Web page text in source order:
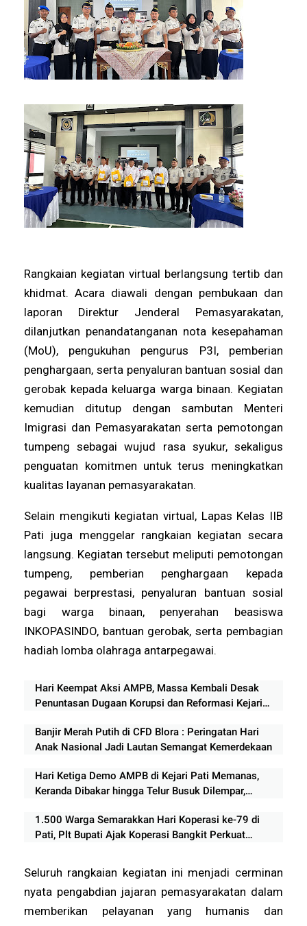
Rangkaian kegiatan virtual berlangsung tertib dan
khidmat. Acara diawali dengan pembukaan dan
laporan Direktur Jenderal Pemasyarakatan,
dilanjutkan penandatanganan nota kesepahaman
(MoU), pengukuhan pengurus P3I, pemberian
penghargaan, serta penyaluran bantuan sosial dan
gerobak kepada keluarga warga binaan. Kegiatan
kemudian ditutup dengan sambutan Menteri
Imigrasi dan Pemasyarakatan serta pemotongan
tumpeng sebagai wujud rasa syukur, sekaligus
penguatan komitmen untuk terus meningkatkan
kualitas layanan pemasyarakatan.
Selain mengikuti kegiatan virtual, Lapas Kelas IIB
Pati juga menggelar rangkaian kegiatan secara
langsung. Kegiatan tersebut meliputi pemotongan
tumpeng, pemberian penghargaan kepada
pegawai berprestasi, penyaluran bantuan sosial
bagi warga binaan, penyerahan beasiswa
INKOPASINDO, bantuan gerobak, serta pembagian
hadiah lomba olahraga antarpegawai.
Hari Keempat Aksi AMPB, Massa Kembali Desak
Penuntasan Dugaan Korupsi dan Reformasi Kejari
Banjir Merah Putih di CFD Blora : Peringatan Hari
Anak Nasional Jadi Lautan Semangat Kemerdekaan
Hari Ketiga Demo AMPB di Kejari Pati Memanas,
Keranda Dibakar hingga Telur Busuk Dilempar,
1.500 Warga Semarakkan Hari Koperasi ke-79 di
Pati, Plt Bupati Ajak Koperasi Bangkit Perkuat
Seluruh rangkaian kegiatan ini menjadi cerminan
nyata pengabdian jajaran pemasyarakatan dalam
memberikan pelayanan yang humanis dan